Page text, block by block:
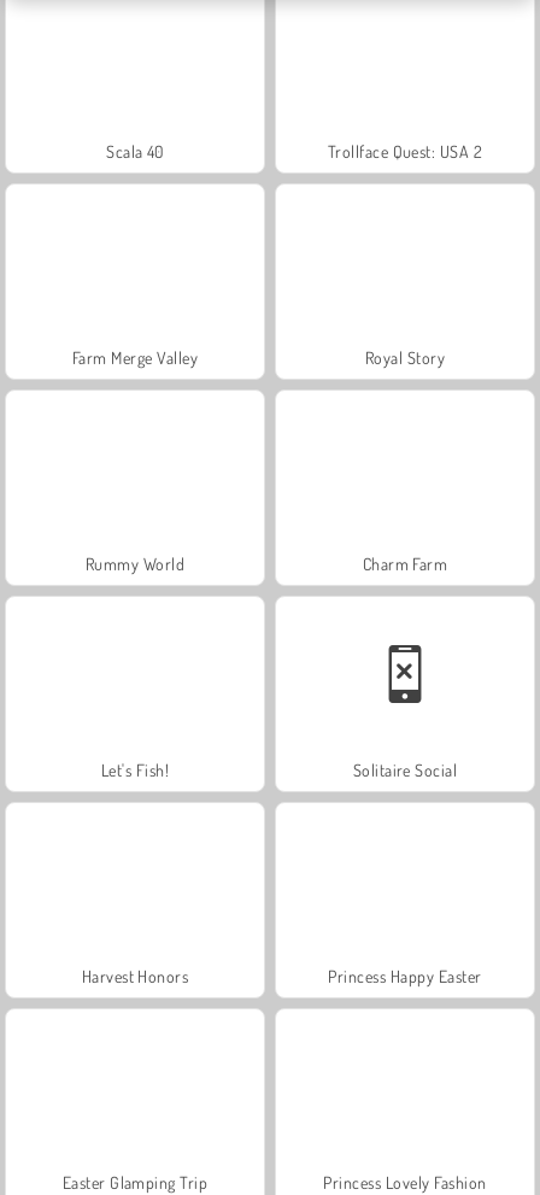
Scala 40 Trollface Quest: USA 2
Farm Merge Valley Royal Story
Rummy World Charm Farm
Let's Fish! Solitaire Social
Harvest Honors Princess Happy Easter
Easter Glamping Trip Princess Lovely Fashion